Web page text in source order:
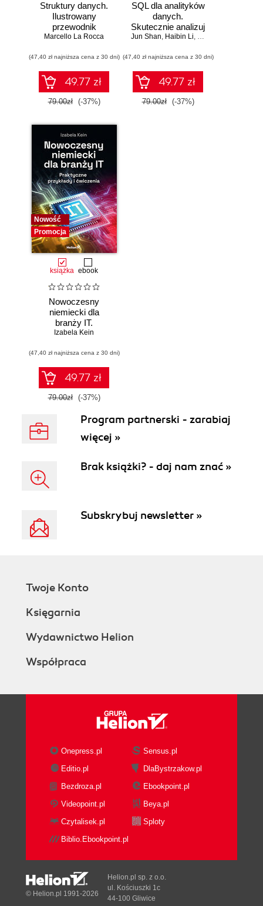
Struktury danych.
Ilustrowany
przewodnik
Marcello La Rocca
(47,40 zł najniższa cena z 30 dni)
49.77 zł
79.00zł (-37%)
SQL dla analityków
danych.
Skutecznie analizuj
dane, wyciągaj
wnioski i opanuj
zaawansowany
SQL na potrzeby
praktycznych
zastosowań.
Jun Shan, Haibin Li, Matt Goldwasser
(47,40 zł najniższa cena z 30 dni)
49.77 zł
79.00zł (-37%)
Nowość
Promocja
książka ebook
Nowoczesny
niemiecki dla
branży IT.
Praktyczne
ćwiczenia
Izabela Kein
(47,40 zł najniższa cena z 30 dni)
49.77 zł
79.00zł (-37%)
Program partnerski - zarabiaj
więcej »
Brak książki? - daj nam znać »
Subskrybuj newsletter »
Twoje Konto
Księgarnia
Wydawnictwo Helion
Współpraca
Onepress.pl
Sensus.pl
Editio.pl
DlaBystrzakow.pl
Bezdroza.pl
Ebookpoint.pl
Videopoint.pl
Beya.pl
Czytalisek.pl
Sploty
Biblio.Ebookpoint.pl
© Helion.pl 1991-2026
Helion.pl sp. z o.o.
ul. Kościuszki 1c
44-100 Gliwice